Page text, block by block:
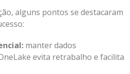
alguns pontos se destacaram
manter dados
evita retrabalho e facilita